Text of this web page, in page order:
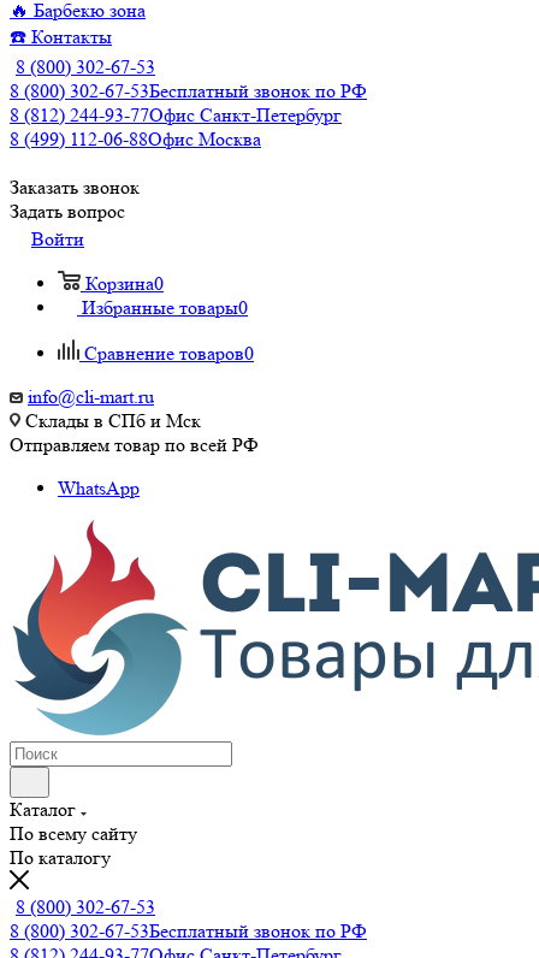
🔥 Барбекю зона
☎️ Контакты
8 (800) 302-67-53
8 (800) 302-67-53Бесплатный звонок по РФ
8 (812) 244-93-77Офис Санкт-Петербург
8 (499) 112-06-88Офис Москва
Заказать звонок
Задать вопрос
Войти
Корзина0
Избранные товары0
Сравнение товаров0
info@cli-mart.ru
Склады в СПб и Мск
Отправляем товар по всей РФ
WhatsApp
Каталог
По всему сайту
По каталогу
8 (800) 302-67-53
8 (800) 302-67-53Бесплатный звонок по РФ